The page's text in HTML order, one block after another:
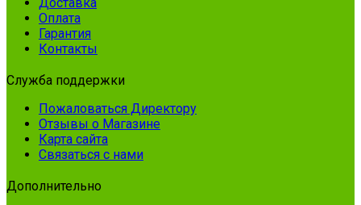
Оплата
Гарантия
Контакты
Служба поддержки
Пожаловаться Директору
Отзывы о Магазине
Карта сайта
Связаться с нами
Дополнительно